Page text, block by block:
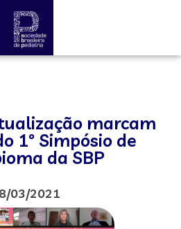
marcam
1º Simpósio de
da SBP
03/2021